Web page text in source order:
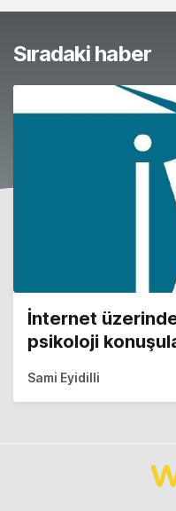
Sıradaki haber
İnternet
psikoloji
Sami Eyidilli